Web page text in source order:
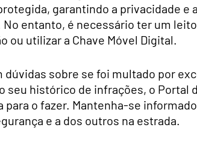
garantindo a privacidade
entanto, é necessário ter um
ou utilizar a Chave Móvel Digital.
dúvidas sobre se foi multado por
seu histórico de infrações, o Portal
o fazer. Mantenha-se
e a dos outros na estrada.